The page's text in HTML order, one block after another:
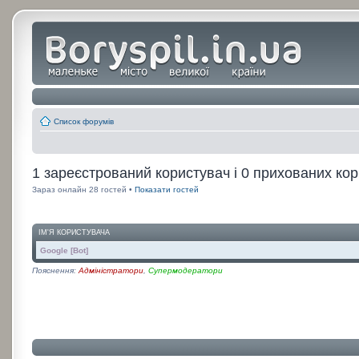
Список форумів
1 зареєстрований користувач і 0 прихованих
Зараз онлайн 28 гостей •Показати гостей
ІМ'Я КОРИСТУВАЧА
Google [Bot]
Пояснення:Адміністратори ,Супермодератори